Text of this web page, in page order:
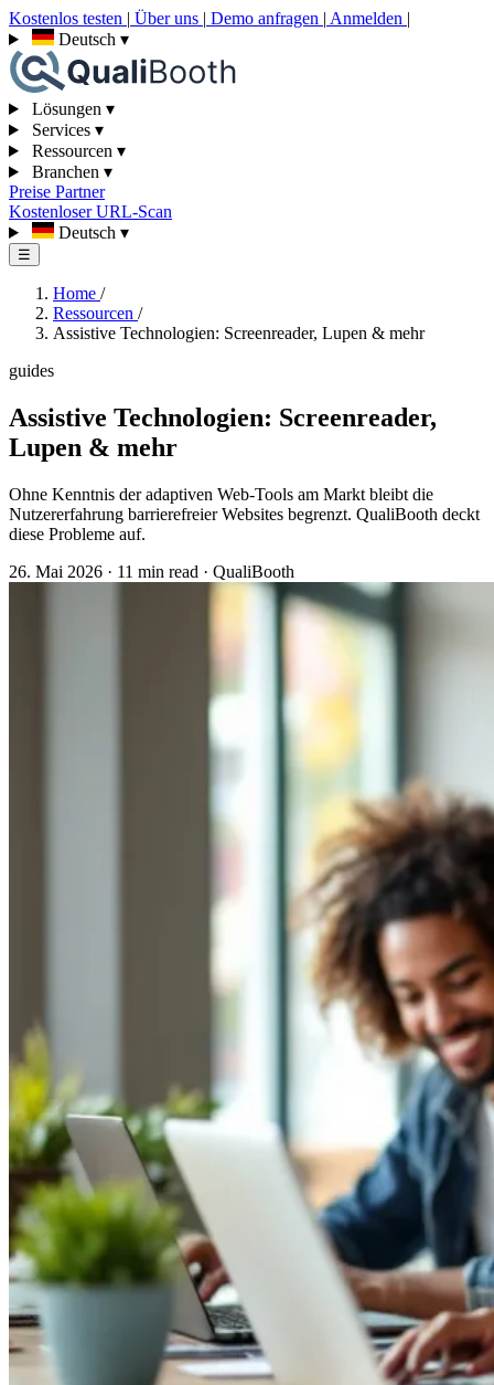
Kostenlos testen | Über uns | Demo anfragen | Anmelden |
Deutsch ▾
Lösungen ▾
Services ▾
Ressourcen ▾
Branchen ▾
Preise Partner
Kostenloser URL-Scan
Deutsch ▾
☰
Home /
Ressourcen /
Assistive Technologien: Screenreader, Lupen & mehr
guides
Assistive Technologien: Screenreader,
Lupen & mehr
Ohne Kenntnis der adaptiven Web-Tools am Markt bleibt die
Nutzererfahrung barrierefreier Websites begrenzt. QualiBooth deckt
diese Probleme auf.
26. Mai 2026 · 11 min read · QualiBooth